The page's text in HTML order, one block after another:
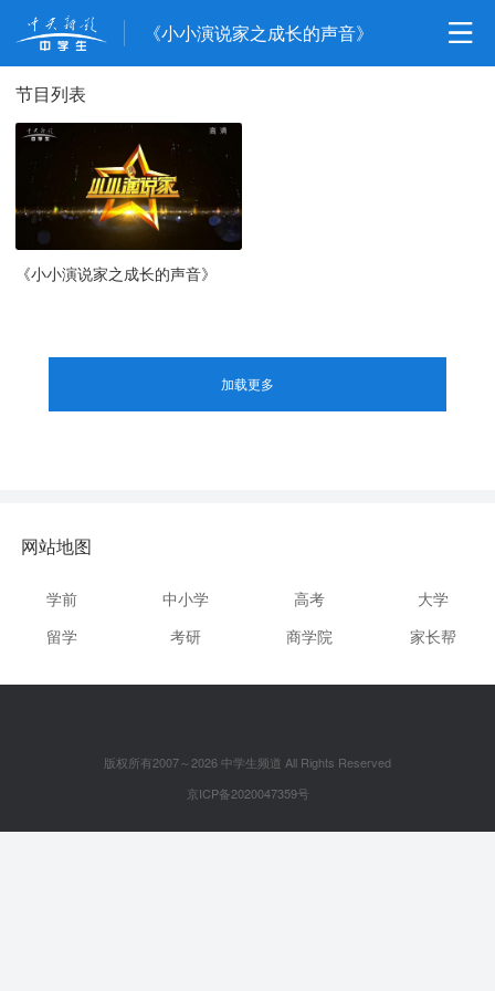
《小小演说家之成长的声音》
节目列表
《小小演说家之成长的声音》
加载更多
网站地图
学前 中小学 高考
大学
留学
考研 商学院 家长帮
版权所有2007～2026 中学生频道 All Rights Reserved
京ICP备2020047359号